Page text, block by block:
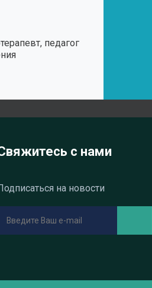
педагог
с нами
на новости